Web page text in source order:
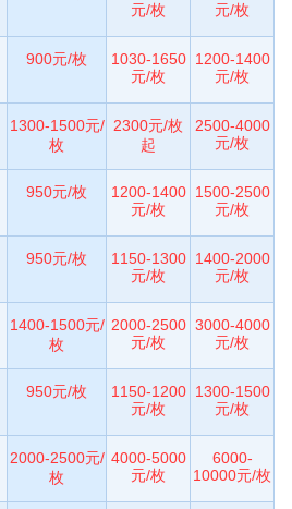
元/枚
元/枚
900元/枚
1030-1650
元/枚
1200-1400
元/枚
1300-1500元/
枚
2300元/枚
起
2500-4000
元/枚
950元/枚
1200-1400
元/枚
1500-2500
元/枚
950元/枚
1150-1300
元/枚
1400-2000
元/枚
1400-1500元/
枚
2000-2500
元/枚
3000-4000
元/枚
950元/枚
1150-1200
元/枚
1300-1500
元/枚
2000-2500元/
枚
4000-5000
元/枚
6000-
10000元/枚